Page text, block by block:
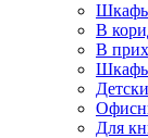
В
В
Для